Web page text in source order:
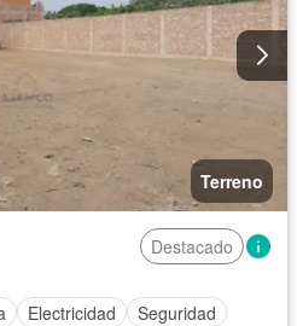
Terreno
Destacado
Electricidad Seguridad